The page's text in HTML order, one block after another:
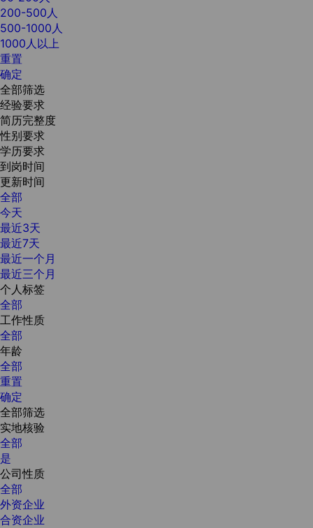
200-500人
500-1000人
1000人以上
重置
确定
全部筛选
经验要求
简历完整度
性别要求
学历要求
到岗时间
更新时间
全部
今天
最近3天
最近7天
最近一个月
最近三个月
个人标签
全部
工作性质
全部
年龄
全部
重置
确定
全部筛选
实地核验
全部
是
公司性质
全部
外资企业
合资企业